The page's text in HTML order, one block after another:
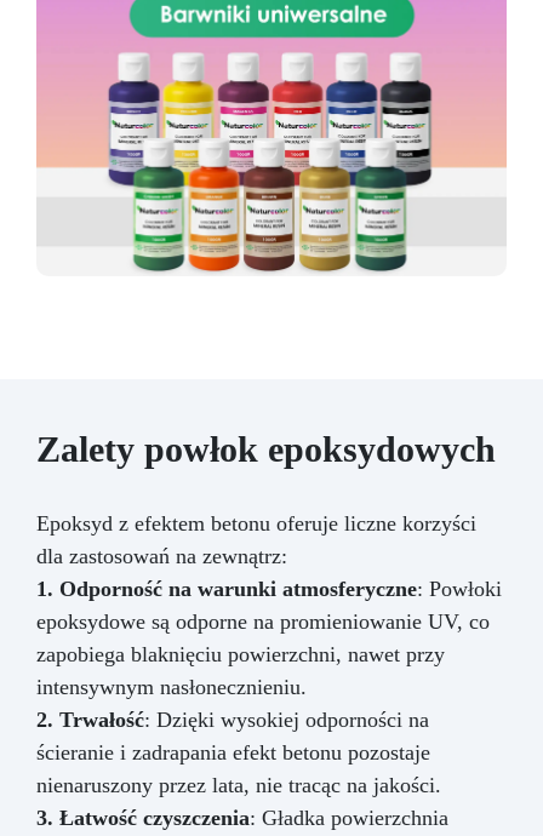
Zalety powłok epoksydowych
Epoksyd z efektem betonu oferuje liczne korzyści
dla zastosowań na zewnątrz:
1. Odporność na warunki atmosferyczne: Powłoki
epoksydowe są odporne na promieniowanie UV, co
zapobiega blaknięciu powierzchni, nawet przy
intensywnym nasłonecznieniu.
2. Trwałość: Dzięki wysokiej odporności na
ścieranie i zadrapania efekt betonu pozostaje
nienaruszony przez lata, nie tracąc na jakości.
3. Łatwość czyszczenia: Gładka powierzchnia